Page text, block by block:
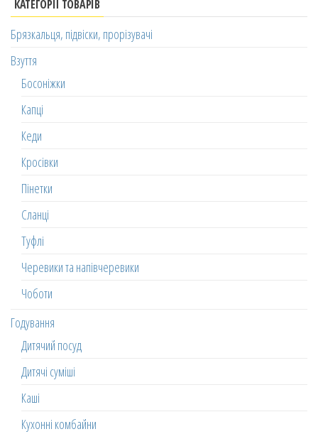
КАТЕГОРІЇ ТОВАРІВ
Брязкальця, підвіски, прорізувачі
Взуття
Босоніжки
Капці
Кеди
Кросівки
Пінетки
Сланці
Туфлі
Черевики та напівчеревики
Чоботи
Годування
Дитячий посуд
Дитячі суміші
Каші
Кухонні комбайни